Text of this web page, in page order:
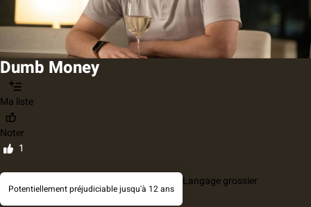
Dumb Money
Ma liste
Noter
1
Potentiellement préjudiciable jusqu'à 12 ans
Langage grossier